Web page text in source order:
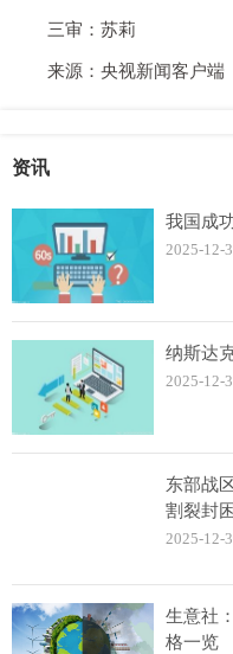
三审：苏莉
来源：央视新闻客户端
资讯
我国成
2025-12-
纳斯达
2025-12-
东部战
割裂封
2025-12-
生意社
格一览